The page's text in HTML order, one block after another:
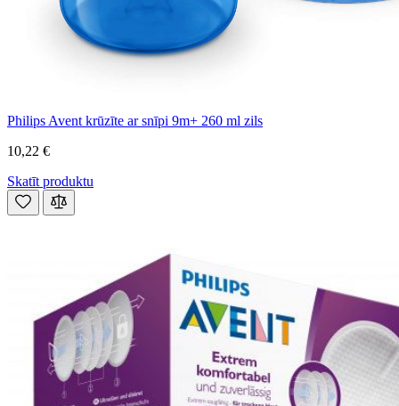
Philips Avent krūzīte ar snīpi 9m+ 260 ml zils
10,22 €
Skatīt produktu